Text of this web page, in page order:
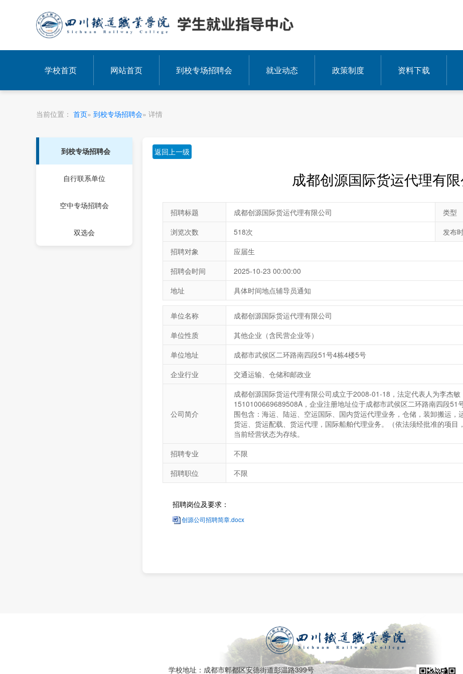
学校首页 网站首页 到校专场招聘会 就业动态 政策制度 资料下载
当前位置： 首页» 到校专场招聘会» 详情
到校专场招聘会
自行联系单位
空中专场招聘会
双选会
返回上一级
成都创源国际货运代理有
招聘标题 成都创源国际货运代理有限公司 类型
浏览次数
518次 发布
招聘对象
应届生
招聘会时间
2025-10-23 00:00:00
地址
具体时间地点辅导员通知
单位名称
成都创源国际货运代理有限公司
单位性质
其他企业（含民营企业等）
单位地址
成都市武侯区二环路南四段51号4栋4楼5号
企业行业
交通运输、仓储和邮政业
公司简介
成都创源国际货运代理有限公司成立于2008-01-18，法定代表人为李杰
1510100669689508A，企业注册地址位于成都市武侯区二环路南四段51
围包含：海运、陆运、空运国际、国内货运代理业务，仓储，装卸搬运
货运、货运配载、货运代理，国际船舶代理业务。（依法须经批准的项
当前经营状态为存续。
招聘专业
不限
招聘职位
不限
招聘岗位及要求：
创源公司招聘简章.docx
学校地址：成都市郫都区安德街道彭温路399号